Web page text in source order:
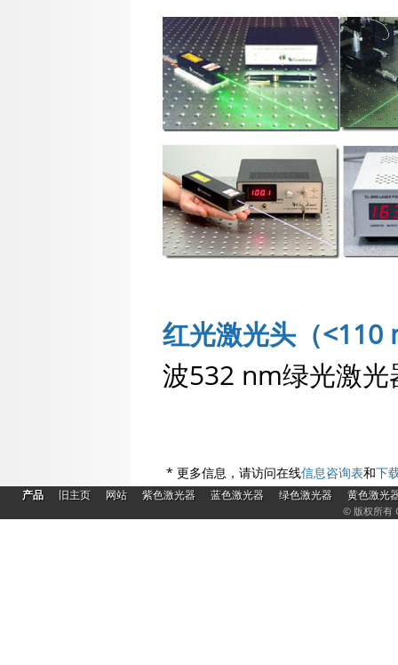
红光激光头（<110
波532 nm绿光激光
* 更多信息，请访问在线信息咨询表和下
产品 旧主页 网站 紫色激光器 蓝色激光器 绿色激光器
黄色激光
© 版权所有